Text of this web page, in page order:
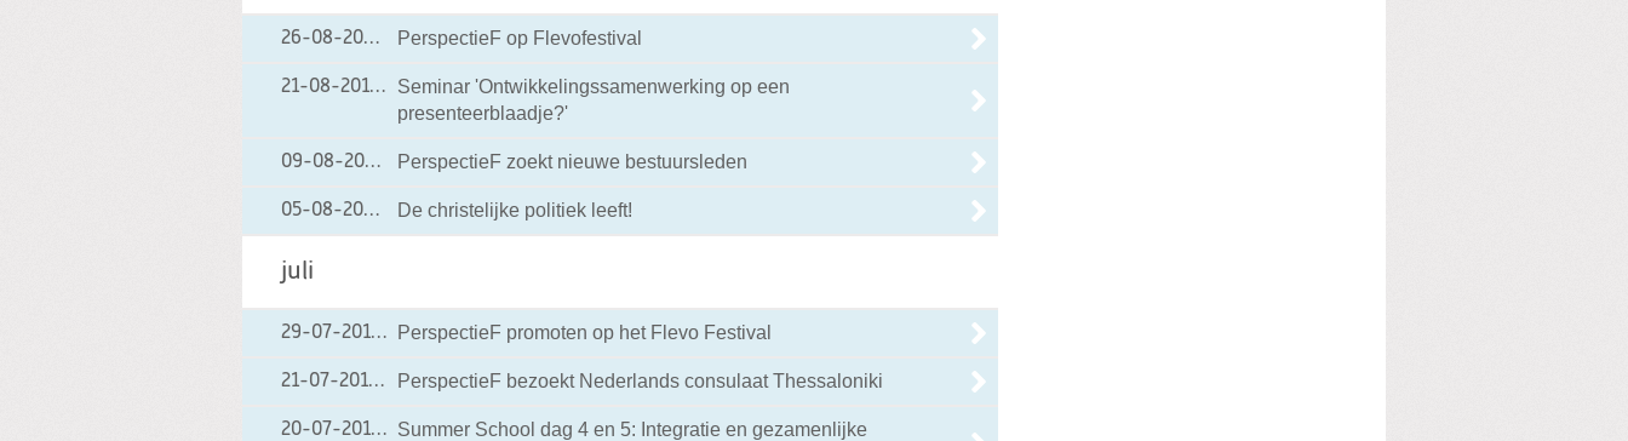
26-08-2010 26-08-2010 20:25
PerspectieF op Flevofestival
21-08-201021-08-2010 09:12
Seminar 'Ontwikkelingssamenwerking op een
presenteerblaadje?'
09-08-2010 09-08-2010 14:17
PerspectieF zoekt nieuwe bestuursleden
05-08-2010 05-08-2010 18:42
De christelijke politiek leeft!
juli
29-07-201029-07-2010 16:31
PerspectieF promoten op het Flevo Festival
21-07-201021-07-2010 16:54
PerspectieF bezoekt Nederlands consulaat Thessaloniki
20-07-201020-07-2010 17:16
Summer School dag 4 en 5: Integratie en gezamenlijke